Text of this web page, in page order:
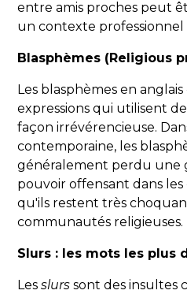
entre amis proches peut
un contexte professionnel
Blasphèmes (Religious
Les blasphèmes en
expressions qui utilisent
façon irrévérencieuse.
contemporaine, les
généralement perdu une
pouvoir offensant dans les
qu'ils restent très
communautés religieuses.
Slurs : les mots les plus
Lesslurs sont des insultes